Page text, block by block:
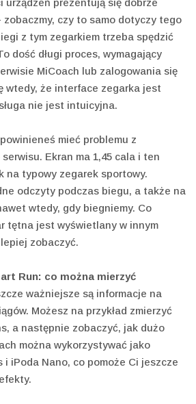
urządzeń prezentują się dobrze
czy to samo dotyczy tego
z tym zegarkiem trzeba spędzić
dość długi proces, wymagający
MiCoach lub zalogowania się
wtedy, że interface zegarka jest
nie jest intuicyjna.
mieć problemu z
Ekran ma 1,45 cala i ten
na typowy zegarek sportowy.
odczyty podczas biegu, a także na
wtedy, gdy biegniemy. Co
tętna jest wyświetlany w innym
zobaczyć.
Run: co można mierzyć
ważniejsze są informacje na
Możesz na przykład zmierzyć
a następnie zobaczyć, jak dużo
można wykorzystywać jako
i iPoda Nano, co pomoże Ci jeszcze